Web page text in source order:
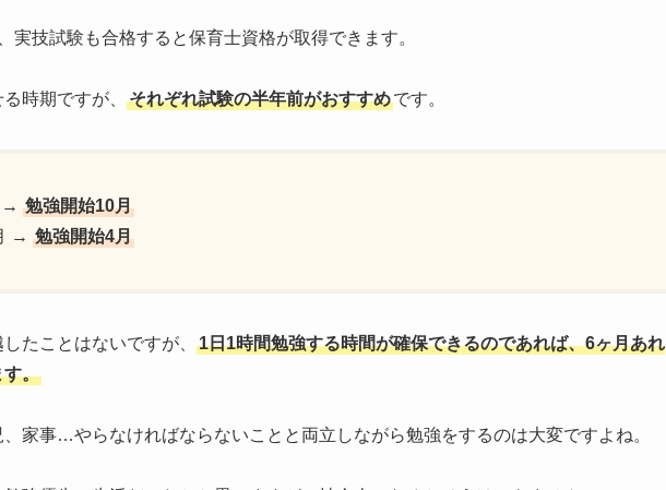
実技試験も合格すると保育士資格が取得できます。
時期ですが、 それぞれ試験の半年前がおすすめです。
→ 勉強開始10月
→ 勉強開始4月
たことはないですが、
1日1時間勉強する時間が確保できるのであれば、6ヶ月あれ
す。
家事…やらなければならないことと両立しながら勉強をするのは大変ですよね。